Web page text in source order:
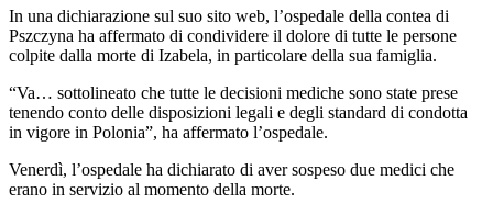
In una dichiarazione sul suo sito web, l’ospedale della contea di
Pszczyna ha affermato di condividere il dolore di tutte le persone
colpite dalla morte di Izabela, in particolare della sua famiglia.
“Va… sottolineato che tutte le decisioni mediche sono state prese
tenendo conto delle disposizioni legali e degli standard di condotta
in vigore in Polonia”, ha affermato l’ospedale.
Venerdì, l’ospedale ha dichiarato di aver sospeso due medici che
erano in servizio al momento della morte.